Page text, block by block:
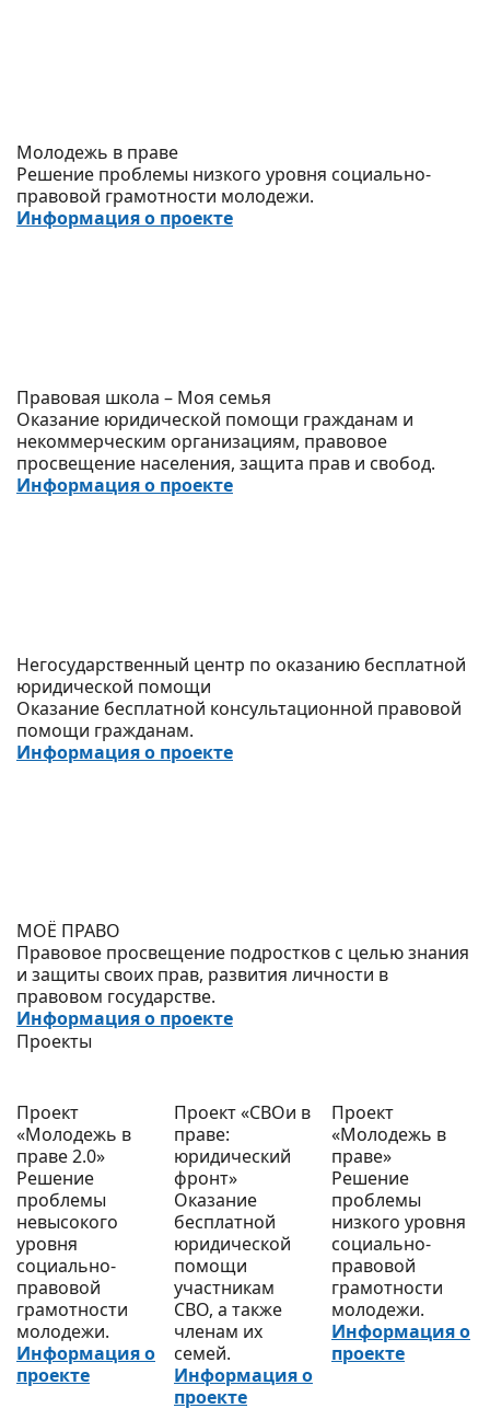
Молодежь в праве
Решение проблемы низкого уровня социально-
правовой грамотности молодежи.
Информация о проекте
Правовая школа – Моя семья
Оказание юридической помощи гражданам и
некоммерческим организациям, правовое
просвещение населения, защита прав и свобод.
Информация о проекте
Негосударственный центр по оказанию бесплатной
юридической помощи
Оказание бесплатной консультационной правовой
помощи гражданам.
Информация о проекте
МОЁ ПРАВО
Правовое просвещение подростков с целью знания
и защиты своих прав, развития личности в
правовом государстве.
Информация о проекте
Проекты
Проект
«Молодежь в
праве 2.0»
Решение
проблемы
невысокого
уровня
социально-
правовой
грамотности
молодежи.
Информация о
проекте
Проект «СВОи в
праве:
юридический
фронт»
Оказание
бесплатной
юридической
помощи
участникам
СВО, а также
членам их
семей.
Информация о
проекте
Проект
«Молодежь в
праве»
Решение
проблемы
низкого уровня
социально-
правовой
грамотности
молодежи.
Информация о
проекте